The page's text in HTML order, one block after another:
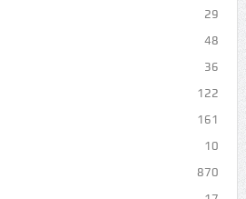
29
48
36
122
161
10
870